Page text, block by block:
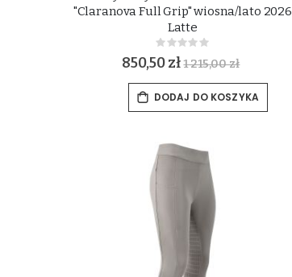
"Claranova Full Grip" wiosna/lato 2026
Latte
Rating:
0%
850,50 zł 1 215,00 zł
DODAJ DO KOSZYKA